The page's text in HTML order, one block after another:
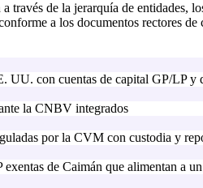
de la jerarquía de entidades,
a los documentos rectores
con cuentas de capital GP/LP y
la CNBV integrados
por la CVM con custodia y
de Caimán que alimentan a